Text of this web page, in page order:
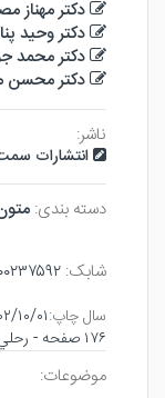
دکتر مهناز
دکتر وحید
دکتر محمد
دکتر محسن
ناشر:
انتشارات
دسته بندی:
شابک:
سال چاپ:۱۴۰۲/
۱۷۶ صفحه - رحلي (شوميز) - چاپ ۱
موضوعات: